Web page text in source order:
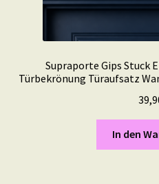
Supraporte Gips Stuck
Türbekrönung Türaufsatz
In den